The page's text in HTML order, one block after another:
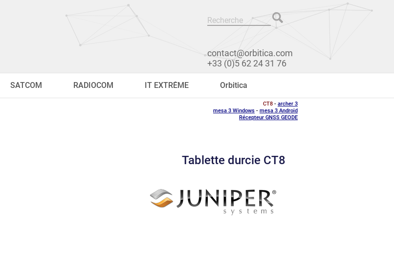
contact@orbitica.com
+33 (0)5 62 24 31 76
SATCOM RADIOCOM IT EXTRÊME Orbitica
CT8 - archer 3
mesa 3 Windows - mesa 3 Android
Récepteur GNSS GEODE
Tablette durcie CT8